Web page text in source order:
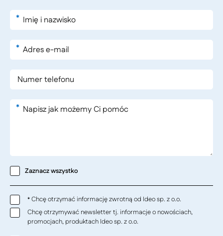
*
*
*
Zaznacz wszystko
*Chcę otrzymać informację zwrotną od Ideo sp. z o.o.
Chcę otrzymywać newsletter tj. informacje o nowościach,
promocjach, produktach Ideo sp. z o.o.